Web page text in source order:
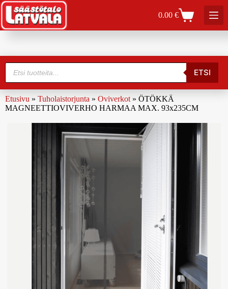
0.00€
ETSI
Etusivu » Tuholaistorjunta » Oviverkot » ÖTÖKKÄ
MAGNEETTIOVIVERHO HARMAA MAX. 93x235CM